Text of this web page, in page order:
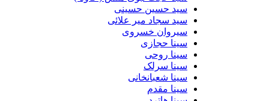
سید حسین حسینى
سید سجاد میر علائی
سیروان خسروی
سینا حجازی
سینا روحی
سینا سرلک
سینا شعبانخانی
سینا مقدم